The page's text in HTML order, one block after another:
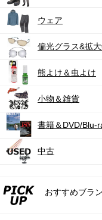
ウェア
偏光グラス&拡
熊よけ＆虫よけ
小物＆雑貨
書籍＆DVD/Blu-
中古
おすすめブラ